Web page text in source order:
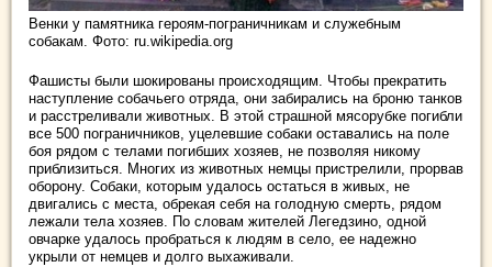
Венки у памятника героям-пограничникам и служебным
собакам. Фото: ru.wikipedia.org
Фашисты были шокированы происходящим. Чтобы прекратить
наступление собачьего отряда, они забирались на броню танков
и расстреливали животных. В этой страшной мясорубке погибли
все 500 пограничников, уцелевшие собаки оставались на поле
боя рядом с телами погибших хозяев, не позволяя никому
приблизиться. Многих из животных немцы пристрелили, прорвав
оборону. Собаки, которым удалось остаться в живых, не
двигались с места, обрекая себя на голодную смерть, рядом
лежали тела хозяев. По словам жителей Легедзино, одной
овчарке удалось пробраться к людям в село, ее надежно
укрыли от немцев и долго выхаживали.